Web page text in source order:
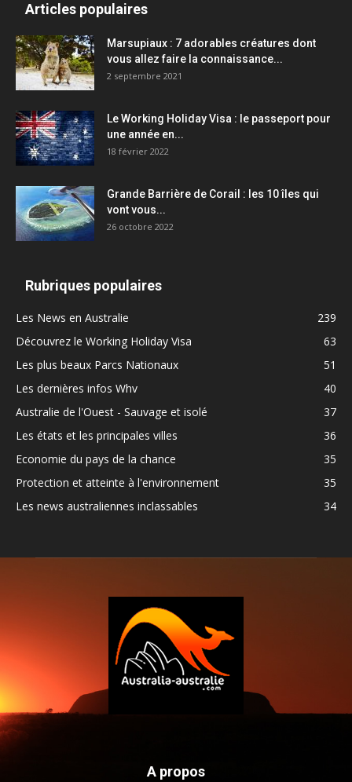
Articles populaires
Marsupiaux : 7 adorables créatures dont
vous allez faire la connaissance...
2 septembre 2021
Le Working Holiday Visa : le passeport pour
une année en...
18 février 2022
Grande Barrière de Corail : les 10 îles qui
vont vous...
26 octobre 2022
Rubriques populaires
Les News en Australie
239
Découvrez le Working Holiday Visa
63
Les plus beaux Parcs Nationaux
51
Les dernières infos Whv
40
Australie de l'Ouest - Sauvage et isolé
37
Les états et les principales villes
36
Economie du pays de la chance
35
Protection et atteinte à l'environnement
35
Les news australiennes inclassables
34
A propos